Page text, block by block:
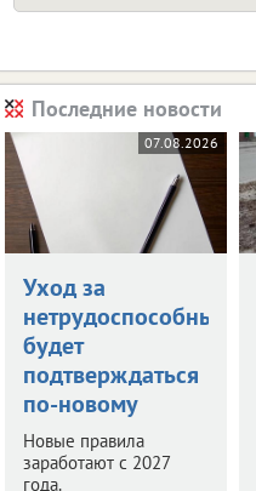
Последние новости
07.08.2026
Уход за
нетрудоспособными
будет
подтверждаться
по-новому
Новые правила
заработают с 2027
года.